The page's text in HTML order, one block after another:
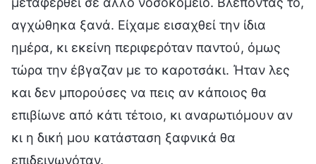
αγχώθηκα ξανά. Είχαμε εισαχθεί την ίδια
ημέρα, κι εκείνη περιφερόταν παντού, όμως
τώρα την έβγαζαν με το καροτσάκι. Ήταν λες
και δεν μπορούσες να πεις αν κάποιος θα
επιβίωνε από κάτι τέτοιο, κι αναρωτιόμουν αν
κι η δική μου κατάσταση ξαφνικά θα
επιδεινωνόταν.